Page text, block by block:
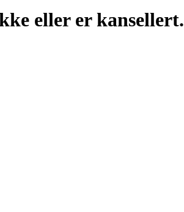
eller er kansellert.